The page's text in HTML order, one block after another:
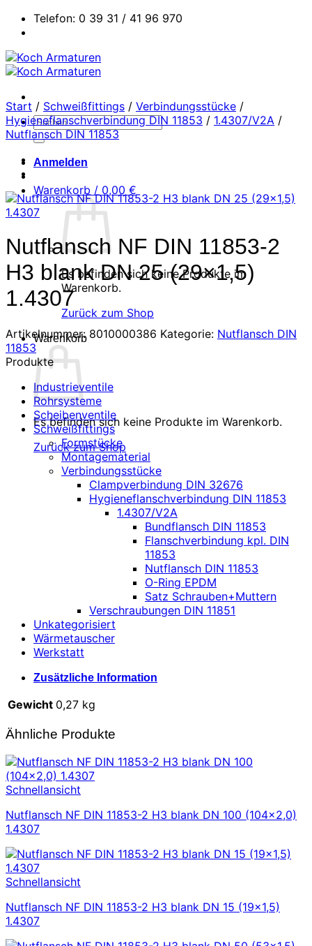
Zum
Inhalt
Telefon: 0 39 31 / 41 96 970
Suchen
nach:
Anmelden
Warenkorb / 0,00 €
Es befinden sich keine Produkte im
Warenkorb.
Zurück zum Shop
Warenkorb
Es befinden sich keine Produkte im Warenkorb.
Zurück zum Shop
Start / Schweißfittings / Verbindungsstücke /
Hygieneflanschverbindung DIN 11853 / 1.4307/V2A /
Nutflansch DIN 11853
Nutflansch NF DIN 11853-2
H3 blank DN 25 (29×1,5)
1.4307
Artikelnummer: 8010000386 Kategorie: Nutflansch DIN
11853
Produkte
Industrieventile
Rohrsysteme
Scheibenventile
Schweißfittings
Formstücke
Montagematerial
Verbindungsstücke
Clampverbindung DIN 32676
Hygieneflanschverbindung DIN 11853
1.4307/V2A
Bundflansch DIN 11853
Flanschverbindung kpl. DIN
11853
Nutflansch DIN 11853
O-Ring EPDM
Satz Schrauben+Muttern
Verschraubungen DIN 11851
Unkategorisiert
Wärmetauscher
Werkstatt
Zusätzliche Information
Gewicht 0,27 kg
Ähnliche Produkte
Schnellansicht
Nutflansch NF DIN 11853-2 H3 blank DN 100 (104×2,0)
1.4307
Schnellansicht
Nutflansch NF DIN 11853-2 H3 blank DN 15 (19×1,5)
1.4307